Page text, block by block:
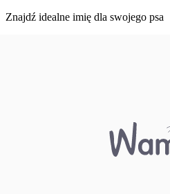
Znajdź idealne imię dla swojego psa